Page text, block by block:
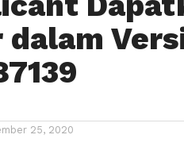
dalam
25, 2020